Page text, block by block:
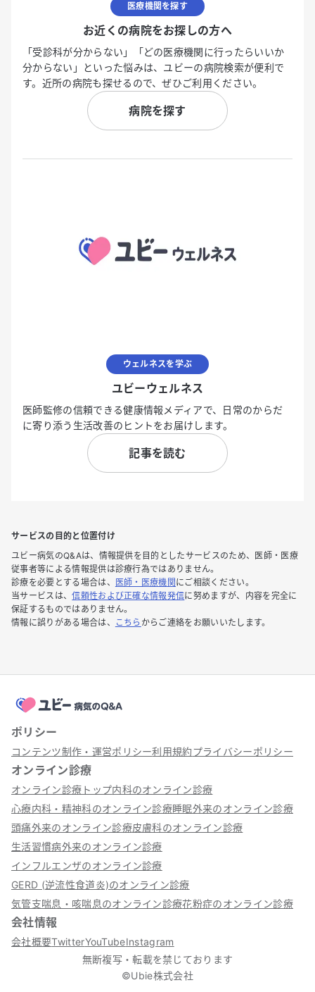
医療機関を探す
お近くの病院をお探しの方へ
「受診科が分からない」「どの医療機関に行ったらいいか
分からない」といった悩みは、ユビーの病院検索が便利で
す。近所の病院も探せるので、ぜひご利用ください。
病院を探す
ウェルネスを学ぶ
ユビーウェルネス
医師監修の信頼できる健康情報メディアで、日常のからだ
に寄り添う生活改善のヒントをお届けします。
記事を読む
サービスの目的と位置付け
ユビー病気のQ&Aは、情報提供を目的としたサービスのため、医師・医療
従事者等による情報提供は診療行為ではありません。
診療を必要とする場合は、
医師・医療機関 にご相談ください。
当サービスは、信頼性および正確な情報発信に努めますが、内容を完全に
保証するものではありません。
情報に誤りがある場合は、
こちら からご連絡をお願いいたします。
ポリシー
コンテンツ制作・運営ポリシー利用規約プライバシーポリシー
オンライン診療
オンライン診療トップ内科のオンライン診療
心療内科・精神科のオンライン診療睡眠外来のオンライン診療
頭痛外来のオンライン診療皮膚科のオンライン診療
生活習慣病外来のオンライン診療
インフルエンザのオンライン診療
GERD (逆流性食道炎)のオンライン診療
気管支喘息・咳喘息のオンライン診療花粉症のオンライン診療
会社情報
会社概要TwitterYouTubeInstagram
無断複写・転載を禁じております
©Ubie株式会社